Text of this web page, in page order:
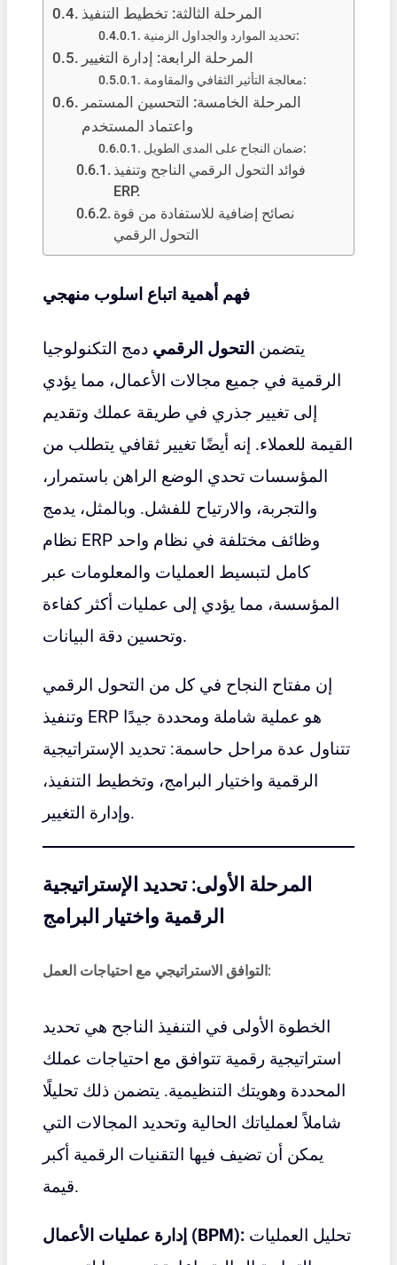
المرحلة الثالثة: تخطيط التنفيذ
تحديد الموارد والجداول الزمنية:
المرحلة الرابعة: إدارة التغيير
معالجة التأثير الثقافي والمقاومة:
المرحلة الخامسة: التحسين المستمر
واعتماد المستخدم
ضمان النجاح على المدى الطويل:
فوائد التحول الرقمي الناجح وتنفيذ
ERP.
نصائح إضافية للاستفادة من قوة
التحول الرقمي
فهم أهمية اتباع اسلوب منهجي
يتضمن التحول الرقمي دمج التكنولوجيا
الرقمية في جميع مجالات الأعمال، مما يؤدي
إلى تغيير جذري في طريقة عملك وتقديم
القيمة للعملاء. إنه أيضًا تغيير ثقافي يتطلب من
المؤسسات تحدي الوضع الراهن باستمرار،
والتجربة، والارتياح للفشل. وبالمثل، يدمج
نظام ERP وظائف مختلفة في نظام واحد
كامل لتبسيط العمليات والمعلومات عبر
المؤسسة، مما يؤدي إلى عمليات أكثر كفاءة
وتحسين دقة البيانات.
إن مفتاح النجاح في كل من التحول الرقمي
وتنفيذ ERP هو عملية شاملة ومحددة جيدًا
تتناول عدة مراحل حاسمة: تحديد الإستراتيجية
الرقمية واختيار البرامج، وتخطيط التنفيذ،
وإدارة التغيير.
المرحلة الأولى: تحديد الإستراتيجية
الرقمية واختيار البرامج
التوافق الاستراتيجي مع احتياجات العمل:
الخطوة الأولى في التنفيذ الناجح هي تحديد
استراتيجية رقمية تتوافق مع احتياجات عملك
المحددة وهويتك التنظيمية. يتضمن ذلك تحليلًا
شاملاً لعملياتك الحالية وتحديد المجالات التي
يمكن أن تضيف فيها التقنيات الرقمية أكبر
قيمة.
إدارة عمليات الأعمال (BPM): تحليل العمليات